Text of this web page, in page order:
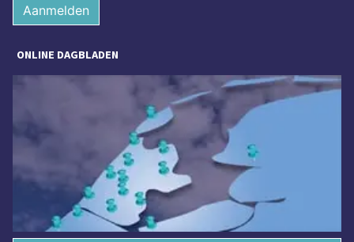
Aanmelden
ONLINE DAGBLADEN